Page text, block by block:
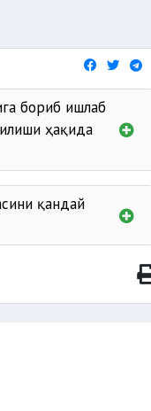
бориб ишлаб
ҳақида
қандай